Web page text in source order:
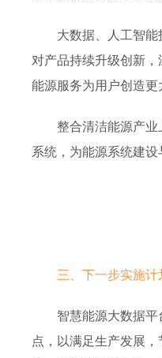
大数据、人工智能
对产品持续升级创新
能源服务为用户创造更
整合清洁能源产
系统，为能源系统建设
三、下一步实施计
智慧能源大数据平
点， 以满足生产发展